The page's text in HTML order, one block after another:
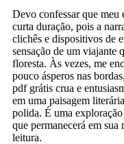
Devo confessar que
curta duração, pois a
clichês e dispositivos de
sensação de um viajante
floresta. Às vezes, me
pouco ásperos nas
pdf grátis crua e
em uma paisagem
polida. É uma
que permanecerá em
leitura.